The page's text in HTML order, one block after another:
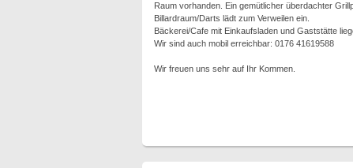
Raum vorhanden. Ein gemütlicher überdachter
Billardraum/Darts lädt zum Verweilen ein.
Bäckerei/Cafe mit Einkaufsladen und Gaststätte
Wir sind auch mobil erreichbar: 0176 41619588
Wir freuen uns sehr auf Ihr Kommen.